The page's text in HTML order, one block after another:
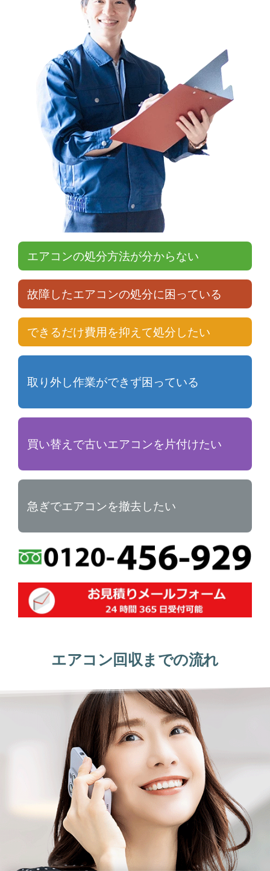
エアコンの処分方法が分からない
故障したエアコンの処分に困っている
できるだけ費用を抑えて処分したい
取り外し作業ができず困っている
買い替えで古いエアコンを片付けたい
急ぎでエアコンを撤去したい
エアコン回収までの流れ